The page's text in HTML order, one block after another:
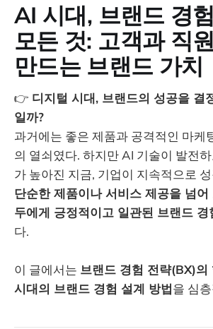
AI 시대, 브랜드 경
모든 것: 고객과 직
만드는 브랜드 가치
👉 디지털 시대, 브랜드의 성공을 결
일까?
과거에는 좋은 제품과 공격적인 마케
의 열쇠였다. 하지만 AI 기술이 발전
가 높아진 지금, 기업이 지속적으로
단순한 제품이나 서비스 제공을 넘어
두에게 긍정적이고 일관된 브랜드 경
다.
이 글에서는 브랜드 경험 전략(BX)의
시대의 브랜드 경험 설계 방법을 심